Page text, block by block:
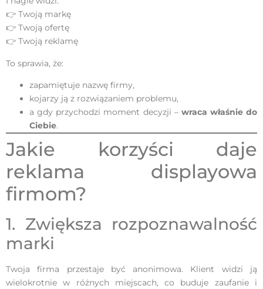
👉 Twoją markę
👉 Twoją ofertę
👉 Twoją reklamę
To sprawia, że:
zapamiętuje nazwę firmy,
kojarzy ją z rozwiązaniem problemu,
a gdy przychodzi moment decyzji – wraca właśnie do
Ciebie.
Jakie korzyści daje
reklama displayowa
firmom?
1. Zwiększa rozpoznawalność
marki
Twoja firma przestaje być anonimowa. Klient widzi ją
wielokrotnie w różnych miejscach, co buduje zaufanie i